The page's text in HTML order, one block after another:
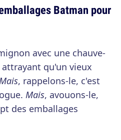
Batman pour
avec une chauve-
qu'un vieux
, rappelons-le, c'est
Mais, avouons-le,
des emballages